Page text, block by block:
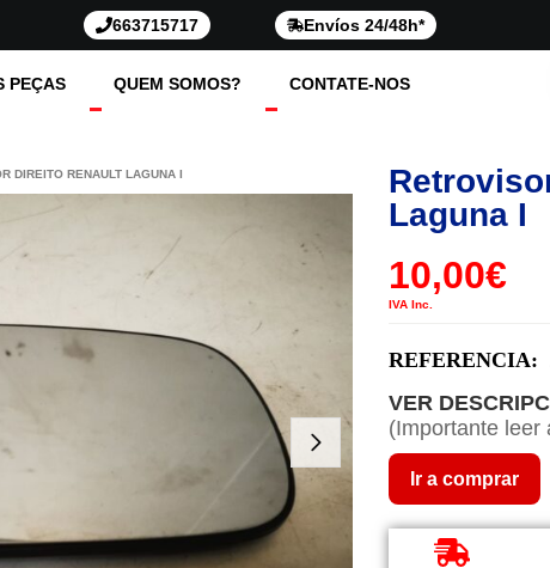
663715717 Envíos 24/48h*
PEÇAS QUEM SOMOS? CONTATE-NOS
DIREITO RENAULT LAGUNA I
Laguna I
10,00€
IVA Inc.
REFERENCIA:
VER
(Importante leer
Ir a comprar